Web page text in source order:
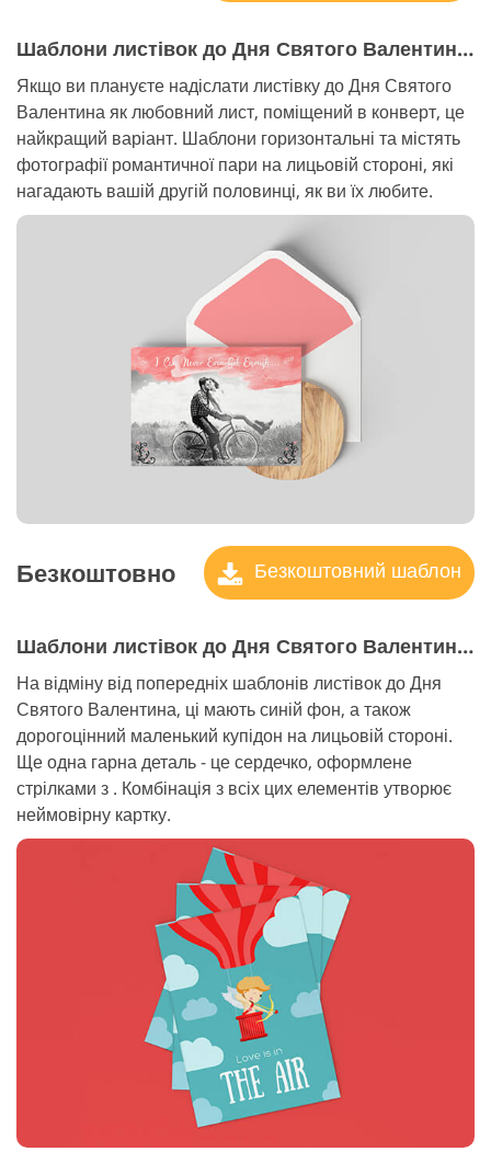
Шаблони листівок до Дня Святого Валентина №3 "I love you"
Якщо ви плануєте надіслати листівку до Дня Святого
Валентина як любовний лист, поміщений в конверт, це
найкращий варіант. Шаблони горизонтальні та містять
фотографії романтичної пари на лицьовій стороні, які
нагадають вашій другій половинці, як ви їх любите.
Безкоштовно Безкоштовний шаблон
Шаблони листівок до Дня Святого Валентина №4 "Angels"
На відміну від попередніх шаблонів листівок до Дня
Святого Валентина, ці мають синій фон, а також
дорогоцінний маленький купідон на лицьовій стороні.
Ще одна гарна деталь - це сердечко, оформлене
стрілками з . Комбінація з всіх цих елементів утворює
неймовірну картку.